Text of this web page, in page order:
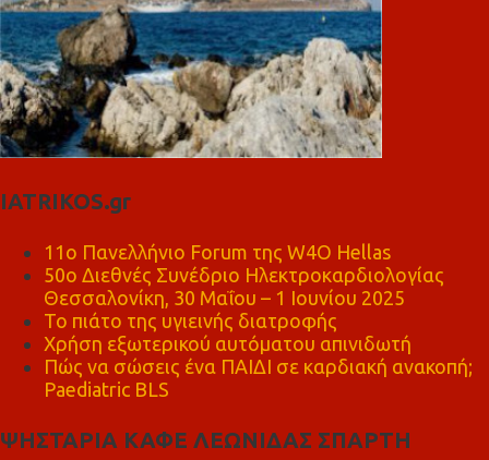
IATRIKOS.gr
11ο Πανελλήνιο Forum της W4O Hellas
50ο Διεθνές Συνέδριο Ηλεκτροκαρδιολογίας
Θεσσαλονίκη, 30 Μαΐου – 1 Ιουνίου 2025
Το πιάτο της υγιεινής διατροφής
Χρήση εξωτερικού αυτόματου απινιδωτή
Πώς να σώσεις ένα ΠΑΙΔΙ σε καρδιακή ανακοπή;
Paediatric BLS
ΨΗΣΤΑΡΙΑ ΚΑΦΕ ΛΕΩΝΙΔΑΣ ΣΠΑΡΤΗ